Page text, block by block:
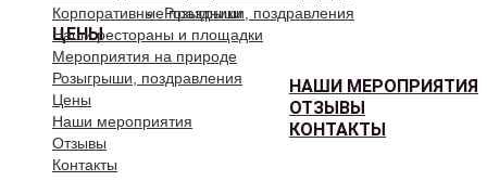
Розыгрыши, поздравления
ЦЕНЫ
НАШИ МЕРОПРИЯТИЯ
ОТЗЫВЫ
КОНТАКТЫ
Корпоративные праздники
Наши рестораны и площадки
Мероприятия на природе
Розыгрыши, поздравления
Цены
Наши мероприятия
Отзывы
Контакты